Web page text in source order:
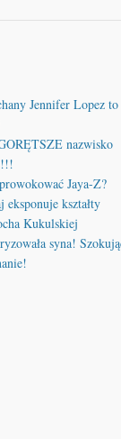
Jennifer Lopez to
nazwisko
Jaya-Z?
eksponuje kształty
Kukulskiej
syna!